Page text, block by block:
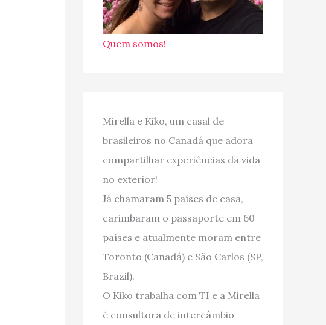
Quem somos!
Mirella e Kiko, um casal de
brasileiros no Canadá que adora
compartilhar experiências da vida
no exterior!
Já chamaram 5 países de casa,
carimbaram o passaporte em 60
países e atualmente moram entre
Toronto (Canadá) e São Carlos (SP,
Brazil).
O Kiko trabalha com TI e a Mirella
é consultora de intercâmbio